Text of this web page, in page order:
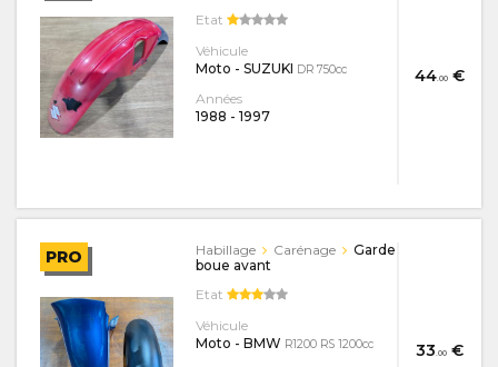
44.00 €
Etat
Véhicule
Moto - SUZUKI DR 750cc
Années
1988 - 1997
PRO
33.00 €
Habillage Carénage
Garde
boue avant
Etat
Véhicule
Moto - BMW R1200 RS 1200cc